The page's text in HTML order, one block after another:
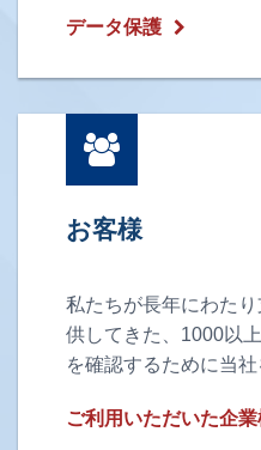
データ保護
お客様
私たちが長年にわた
供してきた、1000以
を確認するために当
ご利用いただいた企業